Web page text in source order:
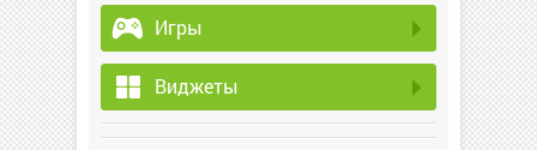
Игры
Виджеты